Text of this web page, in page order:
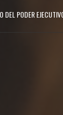
DEL PODER